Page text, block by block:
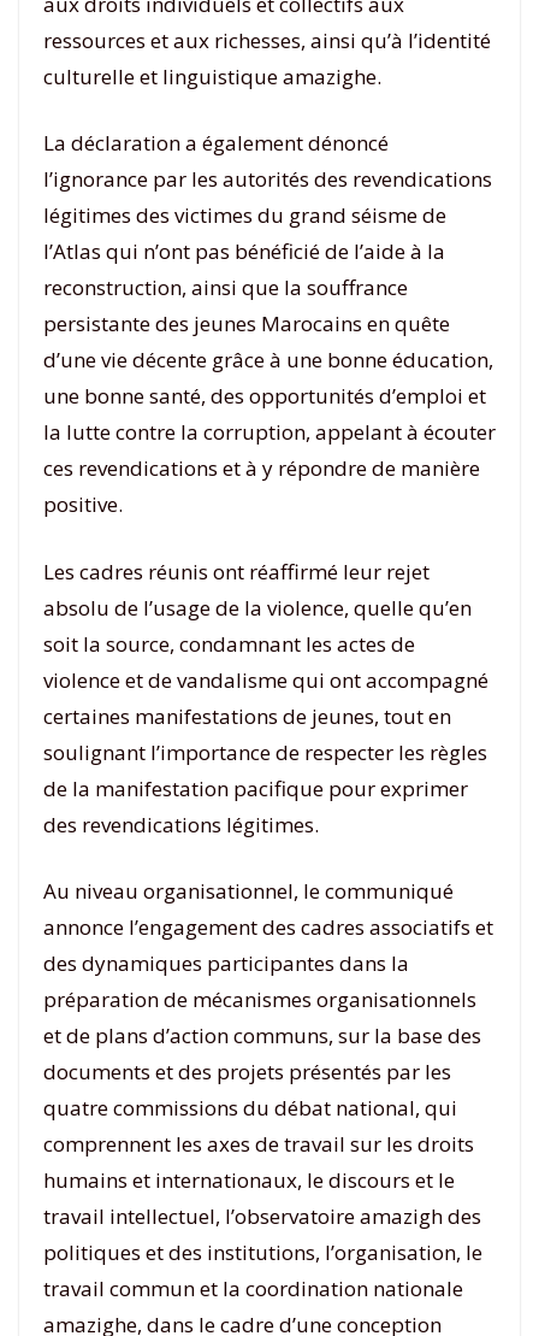
ressources et aux richesses, ainsi qu’à l’identité
culturelle et linguistique amazighe.
La déclaration a également dénoncé
l’ignorance par les autorités des revendications
légitimes des victimes du grand séisme de
l’Atlas qui n’ont pas bénéficié de l’aide à la
reconstruction, ainsi que la souffrance
persistante des jeunes Marocains en quête
d’une vie décente grâce à une bonne éducation,
une bonne santé, des opportunités d’emploi et
la lutte contre la corruption, appelant à écouter
ces revendications et à y répondre de manière
positive.
Les cadres réunis ont réaffirmé leur rejet
absolu de l’usage de la violence, quelle qu’en
soit la source, condamnant les actes de
violence et de vandalisme qui ont accompagné
certaines manifestations de jeunes, tout en
soulignant l’importance de respecter les règles
de la manifestation pacifique pour exprimer
des revendications légitimes.
Au niveau organisationnel, le communiqué
annonce l’engagement des cadres associatifs et
des dynamiques participantes dans la
préparation de mécanismes organisationnels
et de plans d’action communs, sur la base des
documents et des projets présentés par les
quatre commissions du débat national, qui
comprennent les axes de travail sur les droits
humains et internationaux, le discours et le
travail intellectuel, l’observatoire amazigh des
politiques et des institutions, l’organisation, le
travail commun et la coordination nationale
amazighe, dans le cadre d’une conception